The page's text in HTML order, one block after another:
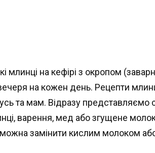
млинці на кефірі з окропом
на кожен день. Рецепти
та мам. Відразу представляємо
варення, мед або згущене
замінити кислим молоком